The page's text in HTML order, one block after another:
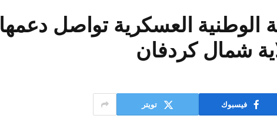
الوطنية العسكرية تواصل دعمها
شمال كردفان
فيسبوك تويتر